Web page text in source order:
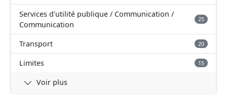
Services d'utilité publique / Communication /
Communication
25
Transport 20
Limites 15
Voir plus